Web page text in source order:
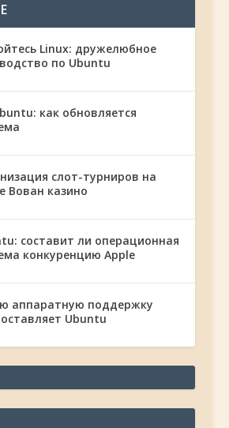
Linux: дружелюбное
по Ubuntu
как обновляется
слот-турниров на
Вован казино
составит ли операционная
конкуренцию Apple
аппаратную поддержку
Ubuntu